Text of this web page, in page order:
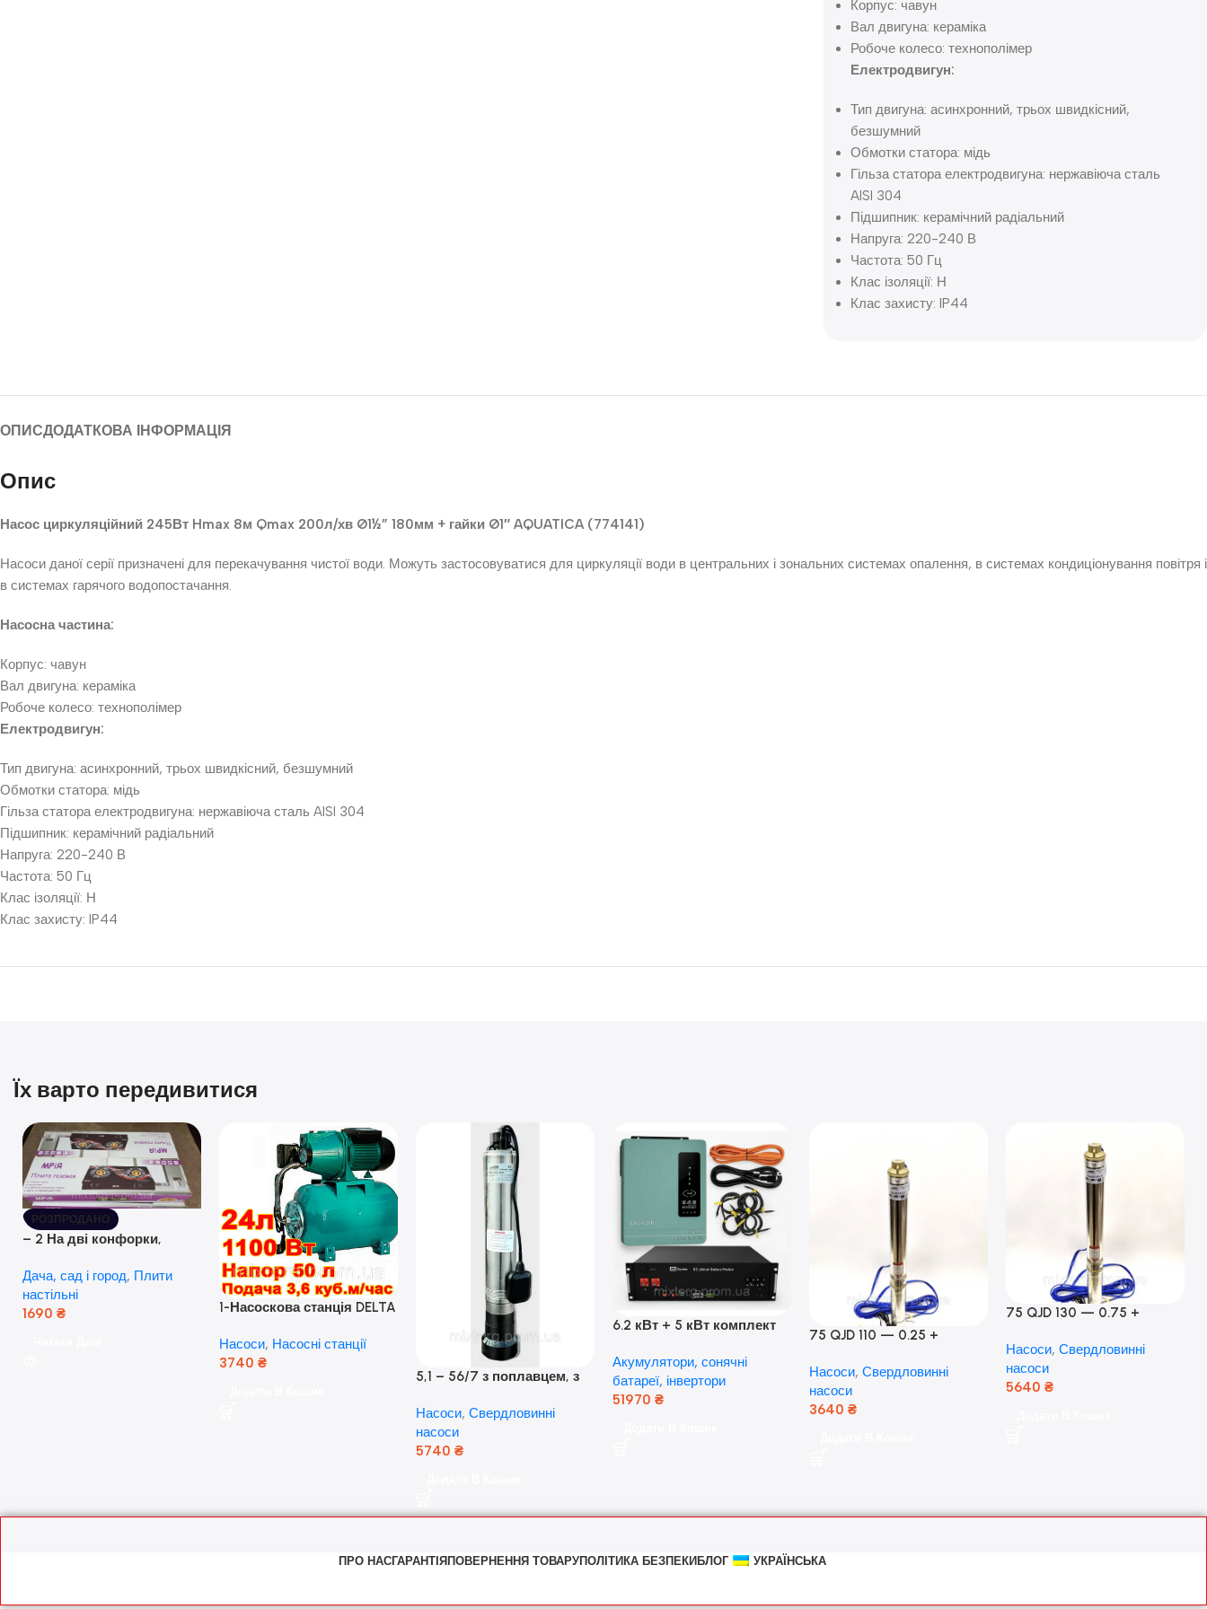
Корпус: чавун
Вал двигуна: кераміка
Робоче колесо: технополімер
Електродвигун:
Тип двигуна: асинхронний, трьох швидкісний,
безшумний
Обмотки статора: мідь
Гільза статора електродвигуна: нержавіюча сталь
AISI 304
Підшипник: керамічний радіальний
Напруга: 220-240 В
Частота: 50 Гц
Клас ізоляції: Н
Клас захисту: IP44
ОПИСДОДАТКОВА ІНФОРМАЦІЯ
Опис
Насос циркуляційний 245Вт Hmax 8м Qmax 200л/хв Ø1½” 180мм + гайки Ø1″ AQUATICA (774141)
Насоси даної серії призначені для перекачування чистої води. Можуть застосовуватися для циркуляції води в центральних і зональних системах опалення, в системах кондиціонування повітря і
в системах гарячого водопостачання.
Насосна частина:
Корпус: чавун
Вал двигуна: кераміка
Робоче колесо: технополімер
Електродвигун:
Тип двигуна: асинхронний, трьох швидкісний, безшумний
Обмотки статора: мідь
Гільза статора електродвигуна: нержавіюча сталь AISI 304
Підшипник: керамічний радіальний
Напруга: 220-240 В
Частота: 50 Гц
Клас ізоляції: Н
Клас захисту: IP44
Їх варто передивитися
РОЗПРОДАНО
– 2 На дві конфорки,
розпалюванням.
Дача, сад і город, Плити
настільні
1690 ₴
1-Насоскова станція DELTA
кВт) ( Польща)
Насоси, Насосні станції
3740 ₴
5,1 – 56/7 з поплавцем, з
(оригінал Польща)
Насоси, Свердловинні
насоси
5740 ₴
6.2 кВт + 5 кВт комплект
Гібридний інвертор Anern
та акумулятор Dyness, 50А
Акумулятори, сонячні
батареї, інвертори
51970 ₴
75 QJD 110 — 0.25 +
Мідь!
Насоси, Свердловинні
насоси
3640 ₴
75 QJD 130 — 0.75 +
Насоси, Свердловинні
насоси
5640 ₴
ПРО НАСГАРАНТІЯ ПОВЕРНЕННЯ ТОВАРУПОЛІТИКА БЕЗПЕКИ БЛОГ УКРАЇНСЬКА